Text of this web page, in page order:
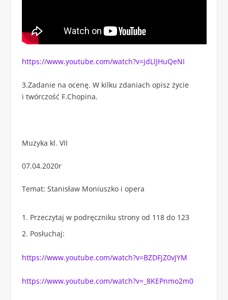
https://www.youtube.com/watch?v=jdLlJHuQeNI
3.Zadanie na ocenę. W kilku zdaniach opisz życie
i twórczość F.Chopina.
Muzyka kl. VII
07.04.2020r
Temat: Stanisław Moniuszko i opera
Przeczytaj w podręczniku strony od 118 do 123
Posłuchaj:
https://www.youtube.com/watch?v=BZDFjZ0vJYM
https://www.youtube.com/watch?v=_8KEPnmo2m0